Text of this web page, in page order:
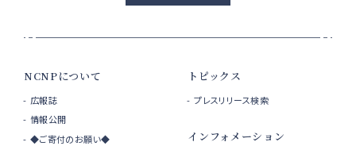
NCNPについて
広報誌
情報公開
◆ご寄付のお願い◆
トピックス
プレスリリース検索
インフォメーション